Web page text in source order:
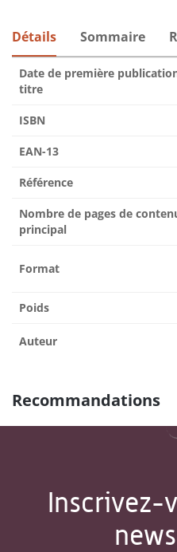
Détails Sommaire
Date de première
titre
ISBN
EAN-13
Référence
Nombre de pages de
principal
Format
Poids
Auteur
Recommandations
Inscrivez-